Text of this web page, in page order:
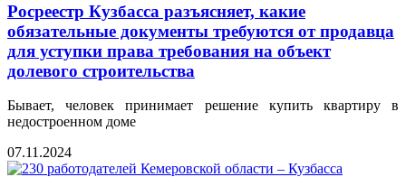
Росреестр Кузбасса разъясняет, какие
обязательные документы требуются от продавца
для уступки права требования на объект
долевого строительства
Бывает, человек принимает решение купить квартиру в
недостроенном доме
07.11.2024